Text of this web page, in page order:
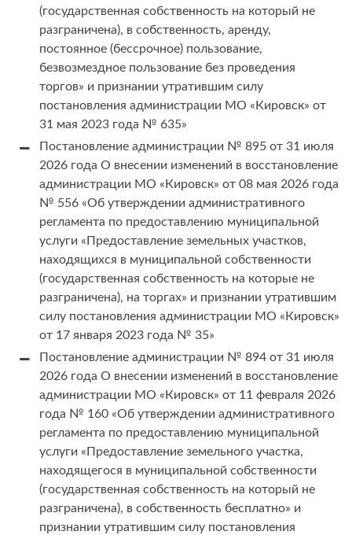
(государственная собственность на который не
разграничена), в собственность, аренду,
постоянное (бессрочное) пользование,
безвозмездное пользование без проведения
торгов» и признании утратившим силу
постановления администрации МО «Кировск» от
31 мая 2023 года № 635»
Постановление администрации № 895 от 31 июля
2026 года О внесении изменений в восстановление
администрации МО «Кировск» от 08 мая 2026 года
№ 556 «Об утверждении административного
регламента по предоставлению муниципальной
услуги «Предоставление земельных участков,
находящихся в муниципальной собственности
(государственная собственность на которые не
разграничена), на торгах» и признании утратившим
силу постановления администрации МО «Кировск»
от 17 января 2023 года № 35»
Постановление администрации № 894 от 31 июля
2026 года О внесении изменений в восстановление
администрации МО «Кировск» от 11 февраля 2026
года № 160 «Об утверждении административного
регламента по предоставлению муниципальной
услуги «Предоставление земельного участка,
находящегося в муниципальной собственности
(государственная собственность на который не
разграничена), в собственность бесплатно» и
признании утратившим силу постановления